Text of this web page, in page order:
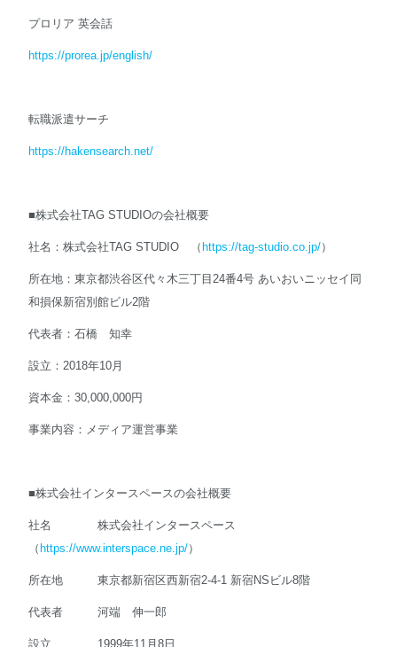
プロリア 英会話
https://prorea.jp/english/
転職派遣サーチ
https://hakensearch.net/
■株式会社TAG STUDIOの会社概要
社名：株式会社TAG STUDIO （ https://tag-studio.co.jp/）
所在地：東京都渋谷区代々木三丁目24番4号 あいおいニッセイ同
和損保新宿別館ビル2階
代表者：石橋 知幸
設立：2018年10月
資本金：30,000,000円
事業内容：メディア運営事業
■株式会社インタースペースの会社概要
社名 株式会社インタースペース
（ https://www.interspace.ne.jp/）
所在地 東京都新宿区西新宿2-4-1 新宿NSビル8階
代表者 河端 伸一郎
設立 1999年11月8日